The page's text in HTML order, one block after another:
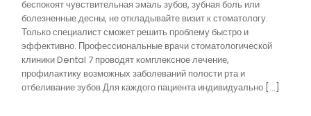
беспокоят чувствительная эмаль зубов, зубная боль или
болезненные десны, не откладывайте визит к стоматологу.
Только специалист сможет решить проблему быстро и
эффективно. Профессиональные врачи стоматологической
клиники Dental 7 проводят комплексное лечение,
профилактику возможных заболеваний полости рта и
отбеливание зубов.Для каждого пациента индивидуально […]